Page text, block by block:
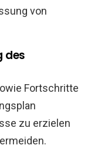
von
des
Fortschritte
zu erzielen